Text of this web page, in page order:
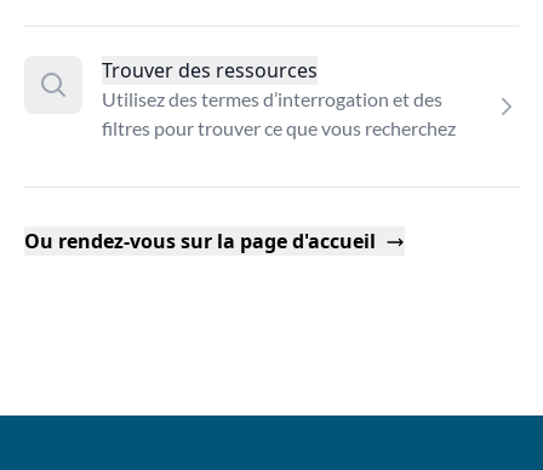
Trouver des ressources
Utilisez des termes d’interrogation et des
filtres pour trouver ce que vous recherchez
Ou rendez-vous sur la page d'accueil